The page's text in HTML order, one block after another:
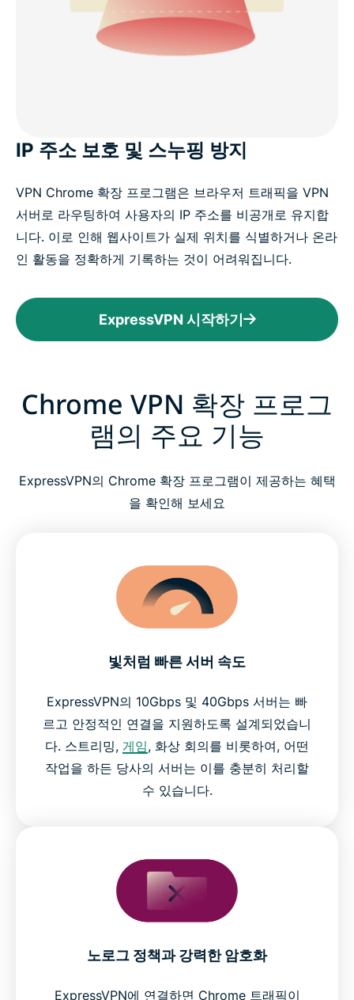
IP 주소 보호 및 스누핑 방지
VPN Chrome 확장 프로그램은 브라우저 트래픽을 VPN
서버로 라우팅하여 사용자의 IP 주소를 비공개로 유지합
니다. 이로 인해 웹사이트가 실제 위치를 식별하거나 온라
인 활동을 정확하게 기록하는 것이 어려워집니다.
ExpressVPN 시작하기
Chrome VPN 확장 프로그
램의 주요 기능
ExpressVPN의 Chrome 확장 프로그램이 제공하는 혜택
을 확인해 보세요
빛처럼 빠른 서버 속도
ExpressVPN의 10Gbps 및 40Gbps 서버는 빠
르고 안정적인 연결을 지원하도록 설계되었습니
다. 스트리밍, 게임, 화상 회의를 비롯하여, 어떤
작업을 하든 당사의 서버는 이를 충분히 처리할
수 있습니다.
노로그 정책과 강력한 암호화
ExpressVPN에 연결하면 Chrome 트래픽이